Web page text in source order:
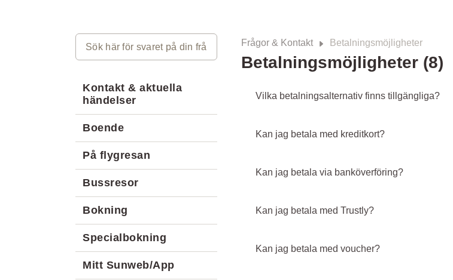
Kontakt & aktuella
händelser
Boende
På flygresan
Bussresor
Bokning
Specialbokning
Mitt Sunweb/App
Frågor & Kontakt Betalningsmöjligheter
Betalningsmöjligheter (8)
Vilka betalningsalternativ finns tillgängliga?
Kan jag betala med kreditkort?
Kan jag betala via banköverföring?
Kan jag betala med Trustly?
Kan jag betala med voucher?